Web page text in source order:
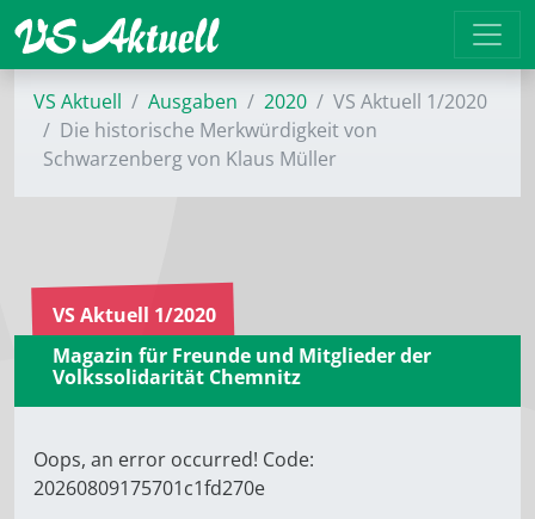
VS Aktuell Ausgaben 2020
VS Aktuell 1/2020
Die historische Merkwürdigkeit von
Schwarzenberg von Klaus Müller
VS Aktuell 1/2020
Magazin für Freunde und Mitglieder der
Volkssolidarität Chemnitz
Oops, an error occurred! Code:
20260809175701c1fd270e